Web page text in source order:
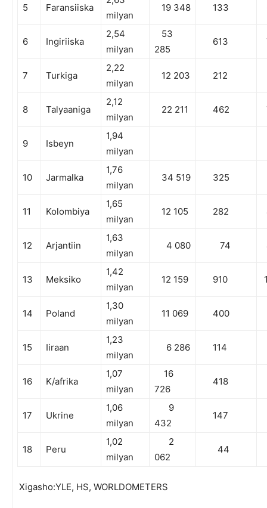
5 Faransiiska
milyan
19 348 133
6 Ingiriiska
2,54
milyan
53
285
613
7 Turkiga
2,22
milyan
12 203 212
8 Talyaaniga
2,12
milyan
22 211 462
9 Isbeyn
1,94
milyan
10 Jarmalka
1,76
milyan
34 519 325
11 Kolombiya
1,65
milyan
12 105 282
12 Arjantiin
1,63
milyan
4 080 74
13 Meksiko
1,42
milyan
12 159 910
14 Poland
1,30
milyan
11 069 400
15 Iiraan
1,23
milyan
6 286 114
16 K/afrika
1,07
milyan
16
726
418
17 Ukrine
1,06
milyan
9
432
147
18 Peru
1,02
milyan
2
062
44
Xigasho:YLE, HS, WORLDOMETERS